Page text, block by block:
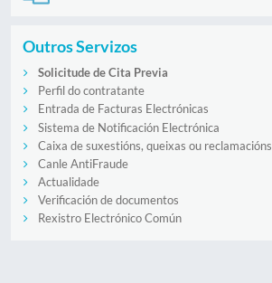
Outros Servizos
Solicitude de Cita Previa
Perfil do contratante
Entrada de Facturas Electrónicas
Sistema de Notificación Electrónica
Caixa de suxestións, queixas ou reclamacións
Canle AntiFraude
Actualidade
Verificación de documentos
Rexistro Electrónico Común